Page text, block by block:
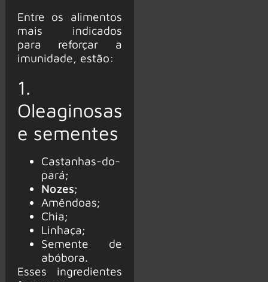
Entre os alimentos
mais indicados
para reforçar a
imunidade, estão:
1.
Oleaginosas
e sementes
Castanhas-do-
pará;
Nozes;
Amêndoas;
Chia;
Linhaça;
Semente de
abóbora.
Esses ingredientes